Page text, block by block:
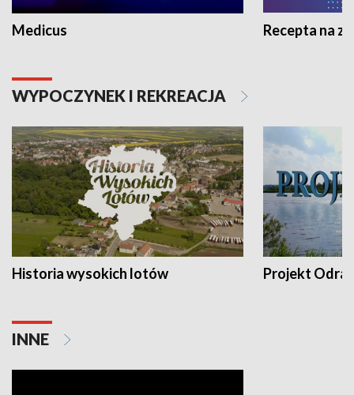
Medicus Recepta na
WYPOCZYNEK I REKREACJA
Historia wysokich lotów Projekt Odra
INNE